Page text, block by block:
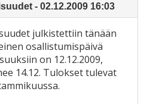
- 02.12.2009 16:03
julkistettiin tänään
osallistumispäivä
on 12.12.2009,
14.12. Tulokset tulevat